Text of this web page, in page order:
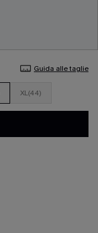
Guida alle taglie
XL(44)